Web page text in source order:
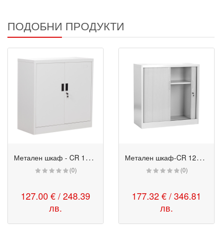
ПОДОБНИ ПРОДУКТИ
М
етален шкаф - CR 1233 E сив
(0)
127.00 € / 248.39
лв.
М
етален шкаф-CR 1262 J
(0)
177.32 € / 346.81
лв.